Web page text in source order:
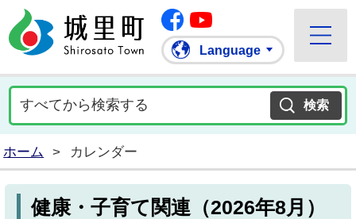
城里町ホームページ
Facebook
Language
ホーム > カレンダー
健康・子育て関連（2026年8月）